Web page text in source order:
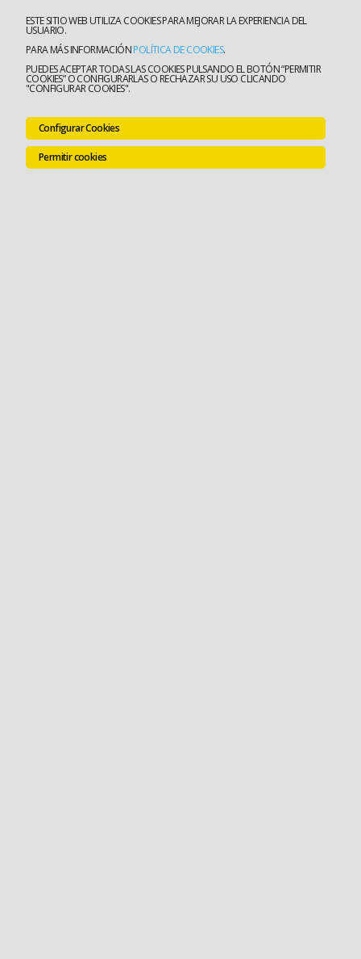
ESTE SITIO WEB UTILIZA COOKIES PARA MEJORAR LA EXPERIENCIA DEL
USUARIO.
PARA MÁS INFORMACIÓNPOLÍTICA DE COOKIES.
PUEDES ACEPTAR TODAS LAS COOKIES PULSANDO EL BOTÓN “PERMITIR
COOKIES” O CONFIGURARLAS O RECHAZAR SU USO CLICANDO
"CONFIGURAR COOKIES".
Configurar Cookies
Permitir cookies